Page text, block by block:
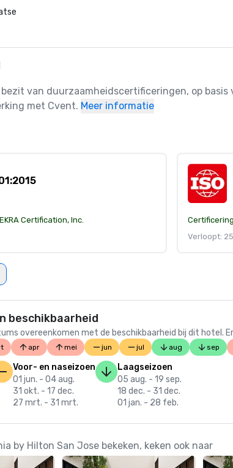
van duurzaamheidscertificeringen, op
met Cvent. Meer informatie
Certification, Inc.
Verloopt:
beschikbaarheid
overeenkomen met de beschikbaarheid bij dit hotel.
apr mei jun jul aug sep
Voor- en naseizoen
01 jun. - 04 aug.
31 okt. - 17 dec.
27 mrt. - 31 mrt.
Laagseizoen
05 aug. - 19 sep.
18 dec. - 31 dec.
01 jan. - 28 feb.
by Hilton San Jose bekeken, keken ook naar